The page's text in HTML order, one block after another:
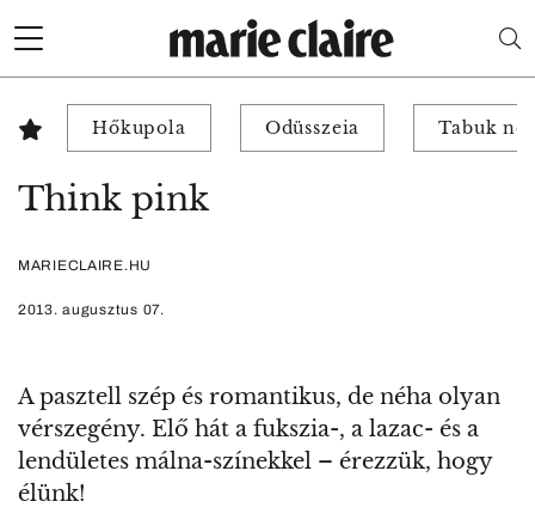
Hőkupola Odüsszeia Tabuk
Think pink
MARIECLAIRE.HU
2013. augusztus 07.
A pasztell szép és romantikus, de néha olyan
vérszegény. Elő hát a fukszia-, a lazac- és a
lendületes málna-színekkel – érezzük, hogy
élünk!